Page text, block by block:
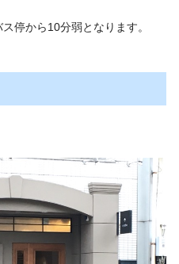
停から10分弱となります。